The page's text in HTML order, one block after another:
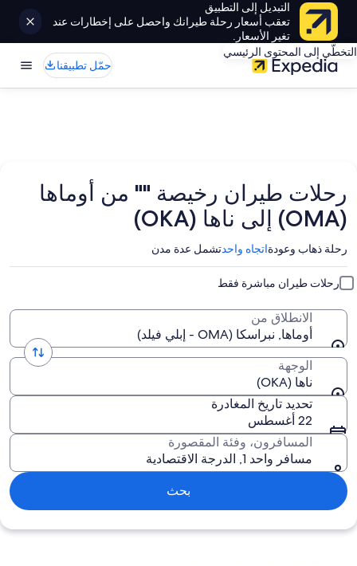
التبديل إلى التطبيق
تعقب أسعار رحلة طيرانك واحصل على إخطارات عند
تغير الأسعار.
التخطّي إلى المحتوى الرئيسي
حمّل تطبيقنا
رحلات طيران رخيصة "" من أوماها
(OMA) إلى ناها (OKA)
رحلة ذهاب وعودةاتجاه واحدتشمل عدة مدن
رحلات طيران مباشرة فقط
الانطلاق من
أوماها, نبراسكا (OMA - إبلي فيلد)
الوجهة
ناها (OKA)
تحديد تاريخ المغادرة
22 أغسطس
المسافرون، وفئة المقصورة
مسافر واحد 1, الدرجة الاقتصادية
بحث